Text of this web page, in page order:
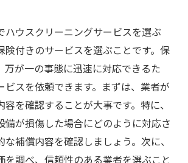
ハウスクリーニングサービスを選ぶ
険付きのサービスを選ぶことです。保
万が一の事態に迅速に対応できるた
ビスを依頼できます。まずは、業者が
を確認することが大事です。特に、
備が損傷した場合にどのように対応さ
補償内容を確認しましょう。次に、